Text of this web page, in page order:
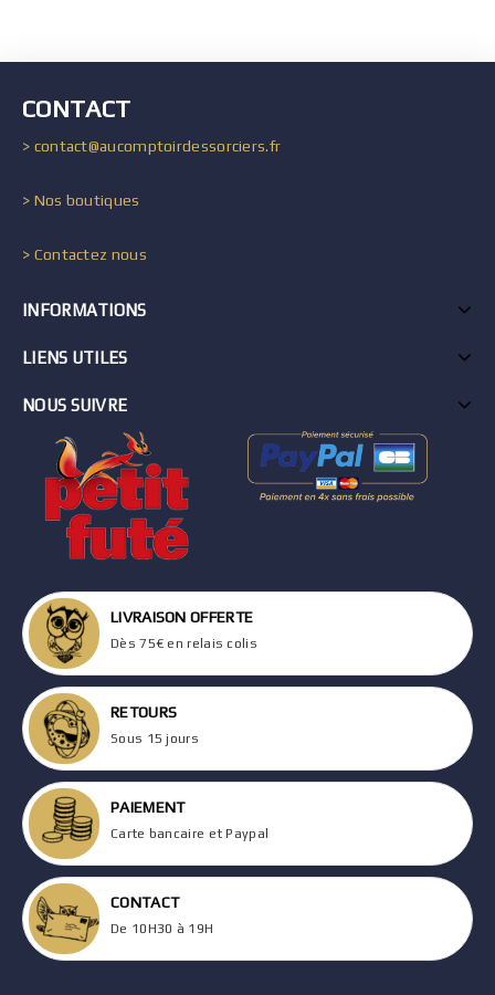
CONTACT
> contact@aucomptoirdessorciers.fr
> Nos boutiques
> Contactez nous
INFORMATIONS
LIENS UTILES
NOUS SUIVRE
LIVRAISON OFFERTE
Dès 75€ en relais colis
RETOURS
Sous 15 jours
PAIEMENT
Carte bancaire et Paypal
CONTACT
De 10H30 à 19H